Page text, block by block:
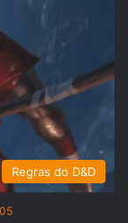
Regras do D&D